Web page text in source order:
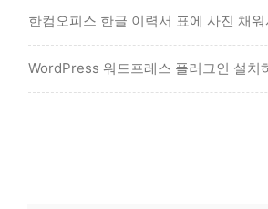
한컴오피스 한글 이력서 표에 사진 채워
WordPress 워드프레스 플러그인 설치